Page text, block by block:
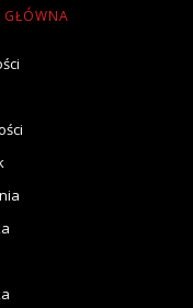
GŁÓWNA